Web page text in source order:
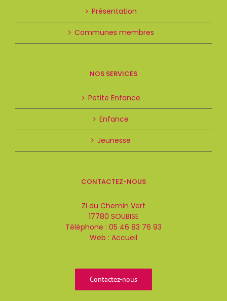
Présentation
Communes membres
NOS SERVICES
Petite Enfance
Enfance
Jeunesse
CONTACTEZ-NOUS
ZI du Chemin Vert
17780 SOUBISE
Téléphone : 05 46 83 76 93
Web : Accueil
Contactez-nous